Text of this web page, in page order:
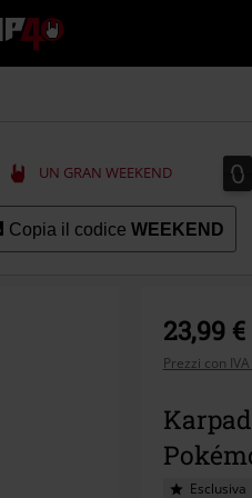
EMP
-
Musica,
Videogame
-
Abbigliamento
UN GRAN WEEKEND 0
0
Copia il codice WEEKEND
23,99 €
Prezzi con
Esclusiva